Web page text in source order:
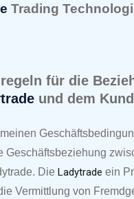
Trading
für die
und dem
Geschäftsbeziehung
. Die Ladytrade ein
Vermittlung von